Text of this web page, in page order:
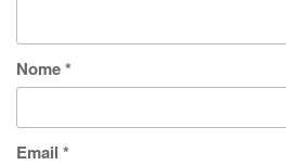
Nome*
Email *